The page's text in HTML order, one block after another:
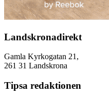
Landskronadirekt
Gamla Kyrkogatan 21,
261 31 Landskrona
Tipsa redaktionen